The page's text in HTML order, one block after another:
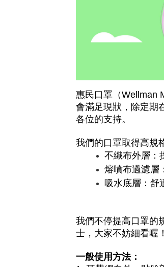
惠民口罩 （Wellman
會滿足現狀，除定期
各位的支持。
我們的口罩取得高規
不織布外層：
熔噴布過濾層
吸水底層：舒
我們不停提高口罩的
士，大家不妨細看喔！
一般使用方法：